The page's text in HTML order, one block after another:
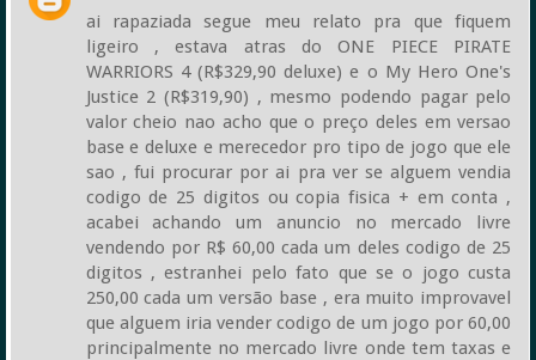
ai rapaziada segue meu relato pra que fiquem
ligeiro , estava atras do ONE PIECE PIRATE
WARRIORS 4 (R$329,90 deluxe) e o My Hero One's
Justice 2 (R$319,90) , mesmo podendo pagar pelo
valor cheio nao acho que o preço deles em versao
base e deluxe e merecedor pro tipo de jogo que ele
sao , fui procurar por ai pra ver se alguem vendia
codigo de 25 digitos ou copia fisica + em conta ,
acabei achando um anuncio no mercado livre
vendendo por R$ 60,00 cada um deles codigo de 25
digitos , estranhei pelo fato que se o jogo custa
250,00 cada um versão base , era muito improvavel
que alguem iria vender codigo de um jogo por 60,00
principalmente no mercado livre onde tem taxas e